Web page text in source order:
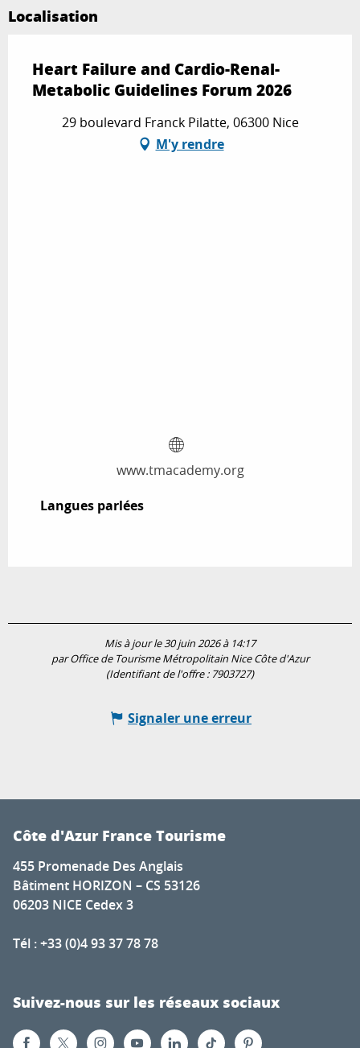
Localisation
Heart Failure and Cardio-Renal-
Metabolic Guidelines Forum 2026
29 boulevard Franck Pilatte, 06300 Nice
M'y rendre
www.tmacademy.org
Langues parlées
Langues parlées
Mis à jour le 30 juin 2026 à 14:17
par Office de Tourisme Métropolitain Nice Côte d'Azur
(Identifiant de l'offre : 7903727)
Signaler une erreur
Côte d'Azur France Tourisme
455 Promenade Des Anglais
Bâtiment HORIZON – CS 53126
06203 NICE Cedex 3
Tél : +33 (0)4 93 37 78 78
Suivez-nous sur les réseaux sociaux